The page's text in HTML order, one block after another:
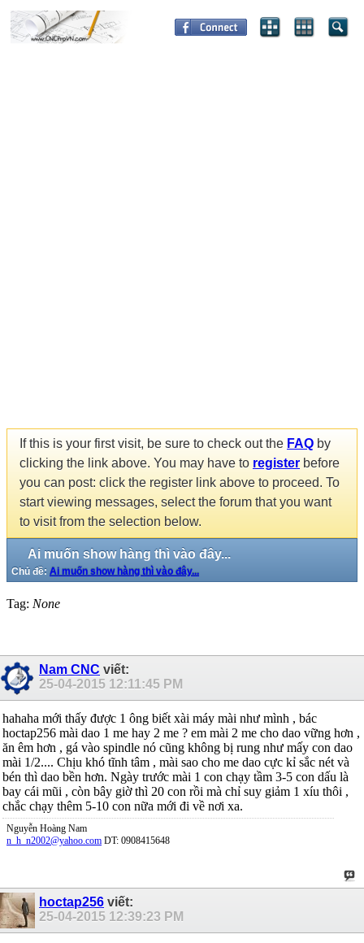
If this is your first visit, be sure to check out the FAQ by
clicking the link above. You may have to register before
you can post: click the register link above to proceed. To
start viewing messages, select the forum that you want
to visit from the selection below.
Ai muốn show hàng thì vào đây...
Chủ đề: Ai muốn show hàng thì vào đây...
Tag: None
Nam CNC viết:
25-04-2015 12:11:45 PM
hahaha mới thấy được 1 ông biết xài máy mài như mình , bác
hoctap256 mài dao 1 me hay 2 me ? em mài 2 me cho dao vững hơn ,
ăn êm hơn , gá vào spindle nó cũng không bị rung như mấy con dao
mài 1/2.... Chịu khó tĩnh tâm , mài sao cho me dao cực kỉ sắc nét và
bén thì dao bền hơn. Ngày trước mài 1 con chạy tầm 3-5 con dấu là
bay cái mũi , còn bây giờ thì 20 con rồi mà chỉ suy giảm 1 xíu thôi ,
chắc chạy thêm 5-10 con nữa mới đi về nơi xa.
Nguyễn Hoàng Nam
n_h_n2002@yahoo.com DT: 0908415648
hoctap256 viết:
25-04-2015 12:39:23 PM